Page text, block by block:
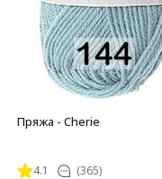
Пряжа - Cherie
4.1 (365)